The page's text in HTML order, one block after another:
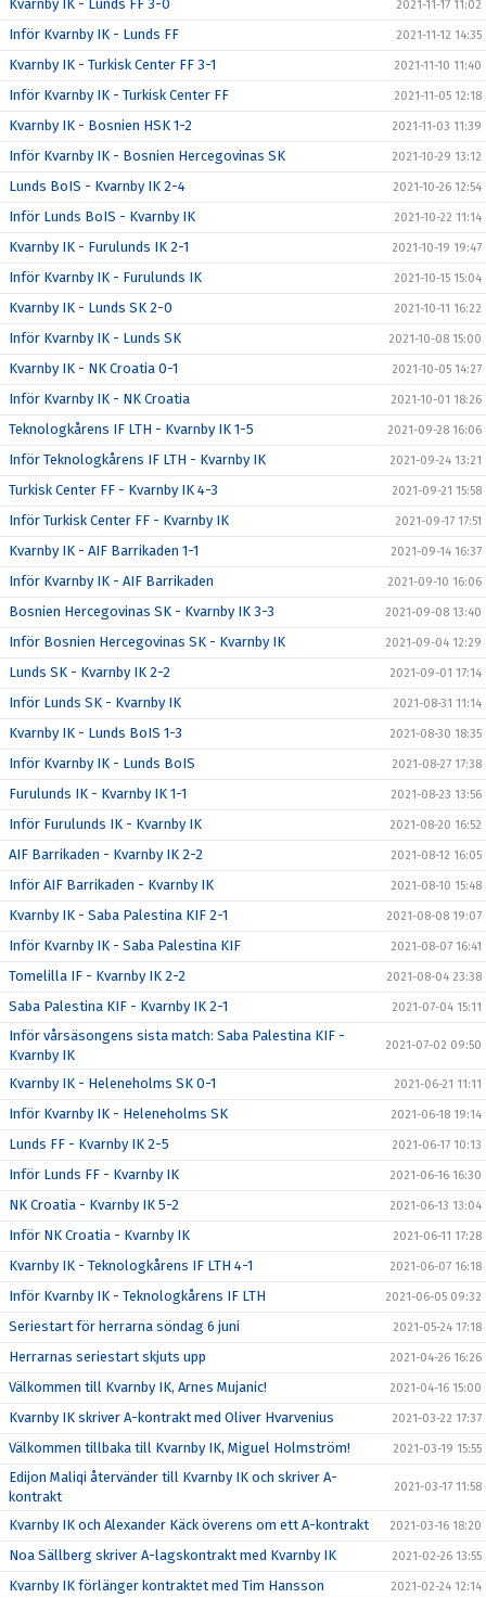
Kvarnby IK - Lunds FF 3-0 2021-11-17 11:02
Inför Kvarnby IK - Lunds FF 2021-11-12 14:35
Kvarnby IK - Turkisk Center FF 3-1 2021-11-10 11:40
Inför Kvarnby IK - Turkisk Center FF 2021-11-05 12:18
Kvarnby IK - Bosnien HSK 1-2 2021-11-03 11:39
Inför Kvarnby IK - Bosnien Hercegovinas SK 2021-10-29 13:12
Lunds BoIS - Kvarnby IK 2-4 2021-10-26 12:54
Inför Lunds BoIS - Kvarnby IK 2021-10-22 11:14
Kvarnby IK - Furulunds IK 2-1 2021-10-19 19:47
Inför Kvarnby IK - Furulunds IK 2021-10-15 15:04
Kvarnby IK - Lunds SK 2-0 2021-10-11 16:22
Inför Kvarnby IK - Lunds SK 2021-10-08 15:00
Kvarnby IK - NK Croatia 0-1 2021-10-05 14:27
Inför Kvarnby IK - NK Croatia 2021-10-01 18:26
Teknologkårens IF LTH - Kvarnby IK 1-5 2021-09-28 16:06
Inför Teknologkårens IF LTH - Kvarnby IK 2021-09-24 13:21
Turkisk Center FF - Kvarnby IK 4-3 2021-09-21 15:58
Inför Turkisk Center FF - Kvarnby IK 2021-09-17 17:51
Kvarnby IK - AIF Barrikaden 1-1 2021-09-14 16:37
Inför Kvarnby IK - AIF Barrikaden 2021-09-10 16:06
Bosnien Hercegovinas SK - Kvarnby IK 3-3 2021-09-08 13:40
Inför Bosnien Hercegovinas SK - Kvarnby IK 2021-09-04 12:29
Lunds SK - Kvarnby IK 2-2 2021-09-01 17:14
Inför Lunds SK - Kvarnby IK 2021-08-31 11:14
Kvarnby IK - Lunds BoIS 1-3 2021-08-30 18:35
Inför Kvarnby IK - Lunds BoIS 2021-08-27 17:38
Furulunds IK - Kvarnby IK 1-1 2021-08-23 13:56
Inför Furulunds IK - Kvarnby IK 2021-08-20 16:52
AIF Barrikaden - Kvarnby IK 2-2 2021-08-12 16:05
Inför AIF Barrikaden - Kvarnby IK 2021-08-10 15:48
Kvarnby IK - Saba Palestina KIF 2-1 2021-08-08 19:07
Inför Kvarnby IK - Saba Palestina KIF 2021-08-07 16:41
Tomelilla IF - Kvarnby IK 2-2 2021-08-04 23:38
Saba Palestina KIF - Kvarnby IK 2-1 2021-07-04 15:11
Inför vårsäsongens sista match: Saba Palestina KIF -
Kvarnby IK
2021-07-02 09:50
Kvarnby IK - Heleneholms SK 0-1 2021-06-21 11:11
Inför Kvarnby IK - Heleneholms SK 2021-06-18 19:14
Lunds FF - Kvarnby IK 2-5 2021-06-17 10:13
Inför Lunds FF - Kvarnby IK 2021-06-16 16:30
NK Croatia - Kvarnby IK 5-2 2021-06-13 13:04
Inför NK Croatia - Kvarnby IK 2021-06-11 17:28
Kvarnby IK - Teknologkårens IF LTH 4-1 2021-06-07 16:18
Inför Kvarnby IK - Teknologkårens IF LTH 2021-06-05 09:32
Seriestart för herrarna söndag 6 juni 2021-05-24 17:18
Herrarnas seriestart skjuts upp 2021-04-26 16:26
Välkommen till Kvarnby IK, Arnes Mujanic! 2021-04-16 15:00
Kvarnby IK skriver A-kontrakt med Oliver Hvarvenius 2021-03-22 17:37
Välkommen tillbaka till Kvarnby IK, Miguel Holmström! 2021-03-19 15:55
Edijon Maliqi återvänder till Kvarnby IK och skriver A-
kontrakt
2021-03-17 11:58
Kvarnby IK och Alexander Käck överens om ett A-kontrakt 2021-03-16 18:20
Noa Sällberg skriver A-lagskontrakt med Kvarnby IK 2021-02-26 13:55
Kvarnby IK förlänger kontraktet med Tim Hansson 2021-02-24 12:14